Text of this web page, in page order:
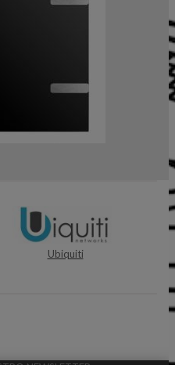
Ubiquiti